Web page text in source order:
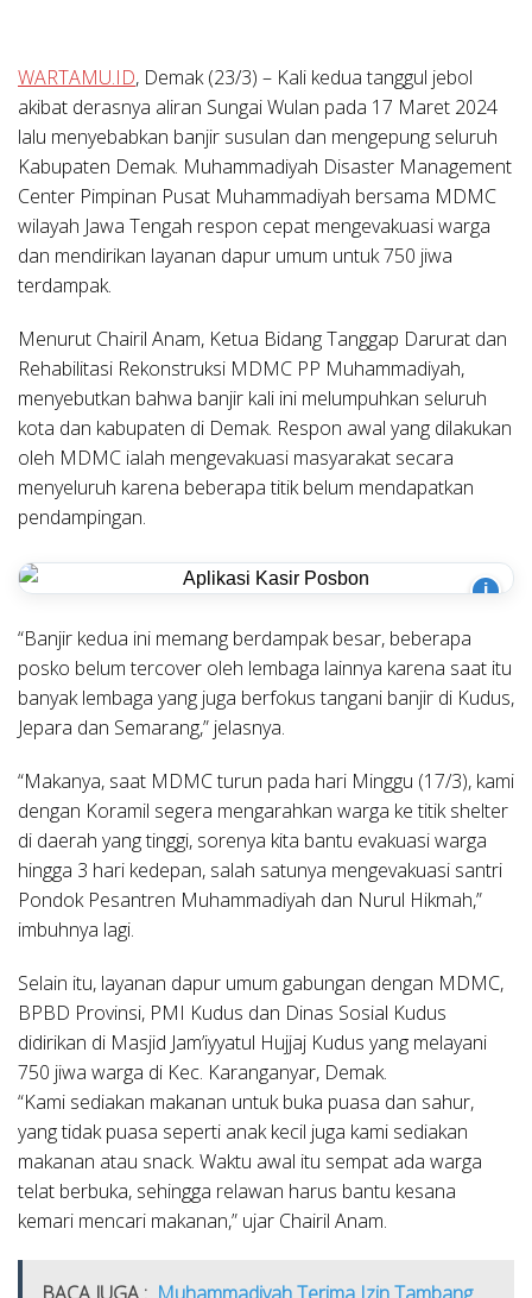
WARTAMU.ID, Demak (23/3) – Kali kedua tanggul jebol
akibat derasnya aliran Sungai Wulan pada 17 Maret 2024
lalu menyebabkan banjir susulan dan mengepung seluruh
Kabupaten Demak. Muhammadiyah Disaster Management
Center Pimpinan Pusat Muhammadiyah bersama MDMC
wilayah Jawa Tengah respon cepat mengevakuasi warga
dan mendirikan layanan dapur umum untuk 750 jiwa
terdampak.
Menurut Chairil Anam, Ketua Bidang Tanggap Darurat dan
Rehabilitasi Rekonstruksi MDMC PP Muhammadiyah,
menyebutkan bahwa banjir kali ini melumpuhkan seluruh
kota dan kabupaten di Demak. Respon awal yang dilakukan
oleh MDMC ialah mengevakuasi masyarakat secara
menyeluruh karena beberapa titik belum mendapatkan
pendampingan.
i
“Banjir kedua ini memang berdampak besar, beberapa
posko belum tercover oleh lembaga lainnya karena saat itu
banyak lembaga yang juga berfokus tangani banjir di Kudus,
Jepara dan Semarang,” jelasnya.
“Makanya, saat MDMC turun pada hari Minggu (17/3), kami
dengan Koramil segera mengarahkan warga ke titik shelter
di daerah yang tinggi, sorenya kita bantu evakuasi warga
hingga 3 hari kedepan, salah satunya mengevakuasi santri
Pondok Pesantren Muhammadiyah dan Nurul Hikmah,”
imbuhnya lagi.
Selain itu, layanan dapur umum gabungan dengan MDMC,
BPBD Provinsi, PMI Kudus dan Dinas Sosial Kudus
didirikan di Masjid Jam’iyyatul Hujjaj Kudus yang melayani
750 jiwa warga di Kec. Karanganyar, Demak.
“Kami sediakan makanan untuk buka puasa dan sahur,
yang tidak puasa seperti anak kecil juga kami sediakan
makanan atau snack. Waktu awal itu sempat ada warga
telat berbuka, sehingga relawan harus bantu kesana
kemari mencari makanan,” ujar Chairil Anam.